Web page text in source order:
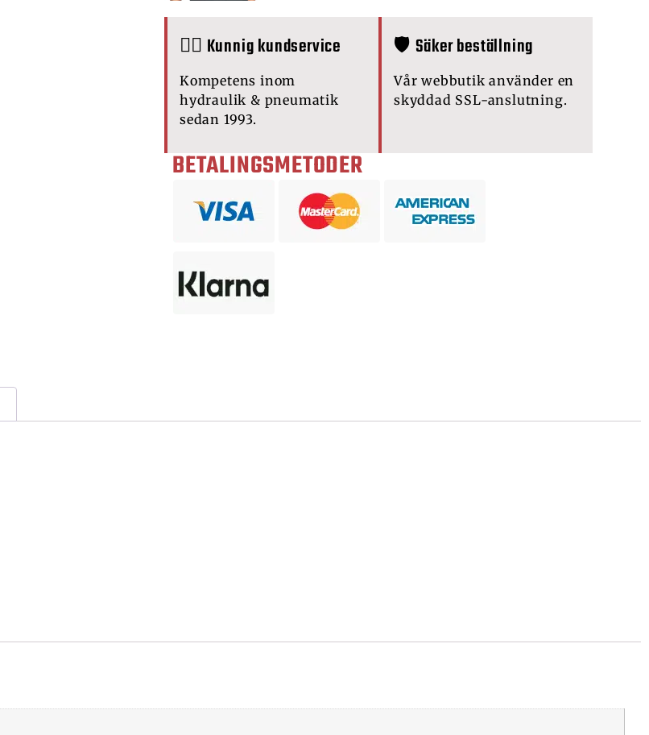
🙋‍♂️ Kunnig kundservice
Kompetens inom
hydraulik & pneumatik
sedan 1993.
🛡️ Säker beställning
Vår webbutik använder en
skyddad SSL-anslutning.
BETALINGSMETODER